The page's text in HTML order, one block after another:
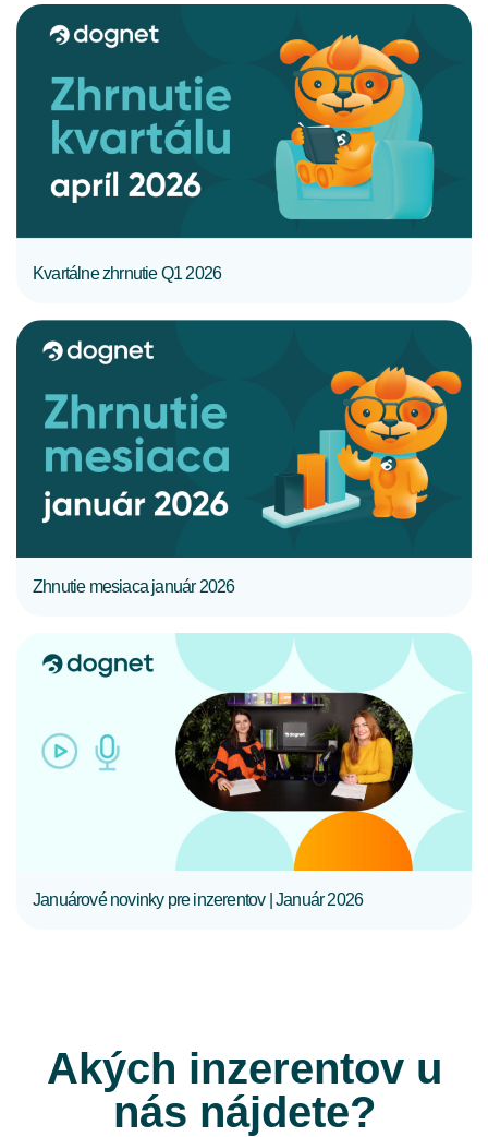
Kvartálne zhrnutie Q1 2026
Zhnutie mesiaca január 2026
CELÝ ČLÁNOK
Januárové novinky pre inzerentov | Január 2026
Akých inzerentov u
nás nájdete?